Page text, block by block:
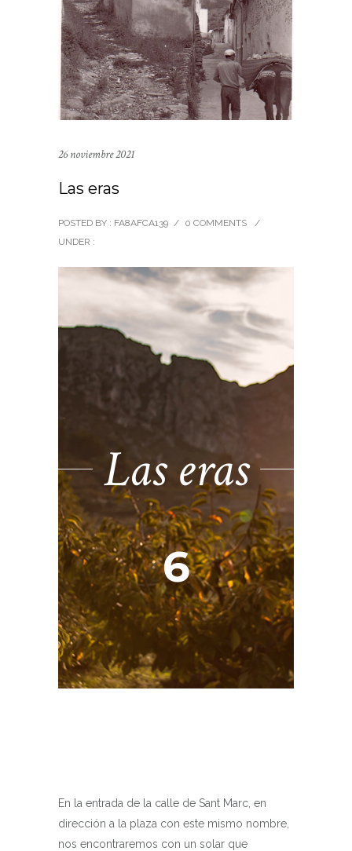
26 noviembre 2021
Las eras
POSTED BY : FA8AFCA139 / 0 COMMENTS
/
UNDER :
Las eras
6
En la entrada de la calle de Sant Marc, en
dirección a la plaza con este mismo nombre,
nos encontraremos con un solar que